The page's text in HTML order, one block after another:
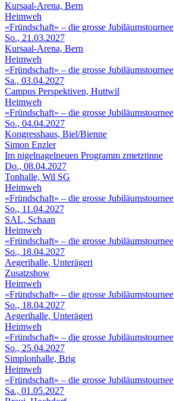
Kursaal-Arena, Bern
Heimweh
«Fründschaft» – die grosse Jubiläumstournee
So., 21.03.2027
Kursaal-Arena, Bern
Heimweh
«Fründschaft» – die grosse Jubiläumstournee
Sa., 03.04.2027
Campus Perspektiven, Huttwil
Heimweh
«Fründschaft» – die grosse Jubiläumstournee
So., 04.04.2027
Kongresshaus, Biel/Bienne
Simon Enzler
Im nigelnagelneuen Programm zmetztinne
Do., 08.04.2027
Tonhalle, Wil SG
Heimweh
«Fründschaft» – die grosse Jubiläumstournee
So., 11.04.2027
SAL, Schaan
Heimweh
«Fründschaft» – die grosse Jubiläumstournee
So., 18.04.2027
Aegerihalle, Unterägeri
Zusatzshow
Heimweh
«Fründschaft» – die grosse Jubiläumstournee
So., 18.04.2027
Aegerihalle, Unterägeri
Heimweh
«Fründschaft» – die grosse Jubiläumstournee
So., 25.04.2027
Simplonhalle, Brig
Heimweh
«Fründschaft» – die grosse Jubiläumstournee
Sa., 01.05.2027